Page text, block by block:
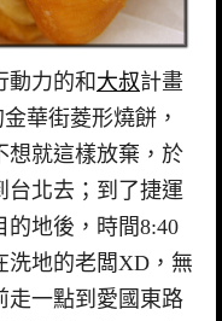
動力的和大叔計畫
華街菱形燒餅，
想就這樣放棄，於
台北去；到了捷運
地後，時間8:40
洗地的老闆XD，無
走一點到愛國東路